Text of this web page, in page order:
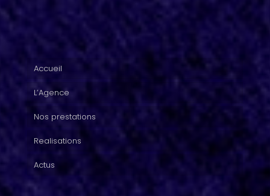
Accueil
L’Agence
Nos prestations
Realisations
Actus